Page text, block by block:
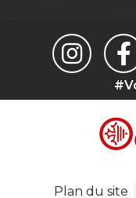
Plan du site